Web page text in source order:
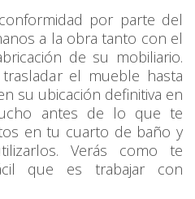
por parte del
a la obra tanto con el
de su mobiliario.
el mueble hasta
su ubicación definitiva en
antes de lo que te
en tu cuarto de baño y
Verás como te
que es trabajar con